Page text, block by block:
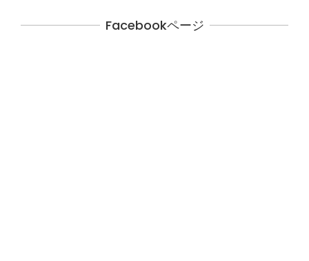
Facebookページ